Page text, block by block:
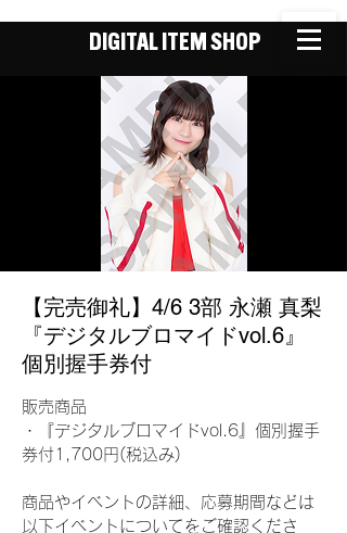
DIGITAL ITEM SHOP
【完売御礼】4/6 3部 永瀬 真梨
『デジタルブロマイドvol.6』
個別握手券付
販売商品
・『デジタルブロマイドvol.6』個別握手
券付1,700円(税込み)
商品やイベントの詳細、応募期間などは
以下イベントについてをご確認くださ